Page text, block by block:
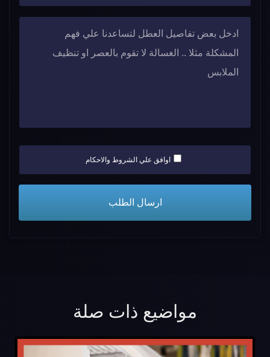
اوافق علي الشروط والاحكام
مواضيع ذات صلة